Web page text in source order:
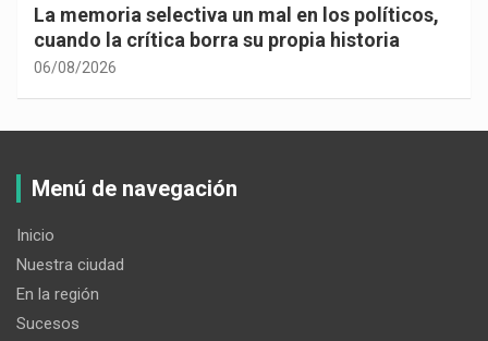
La memoria selectiva un mal en los políticos,
cuando la crítica borra su propia historia
06/08/2026
Menú de navegación
Inicio
Nuestra ciudad
En la región
Sucesos